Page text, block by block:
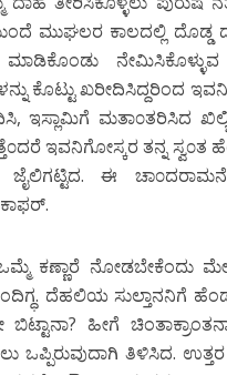
ಮುಂದೆ ಮುಘಲರ ಕಾಲದಲ್ಲಿ
ಕೊಟ್ಟು ಖರೀದಿಸಿದ್ದರಿಂದ
ಇಸ್ಲಾಮಿಗೆ ಮತಾ೦ತರಿಸಿದ ಖಿಲ್ಜಿ
ಇವನಿಗೋಸ್ಕರ ತನ್ನ
ಜೈಲಿಗಟ್ಟಿದ. ಈ
ಒಮ್ಮೆ ಕಣ್ಣಾರೆ ನೋಡಬೇಕೆಂದು
ದೆಹಲಿಯ ಸುಲ್ತಾನನಿಗೆ
ಬಿಟ್ಟಾನಾ? ಹೀಗೆ
ತಿಳಿಸಿದ. ಉತ್ತರ